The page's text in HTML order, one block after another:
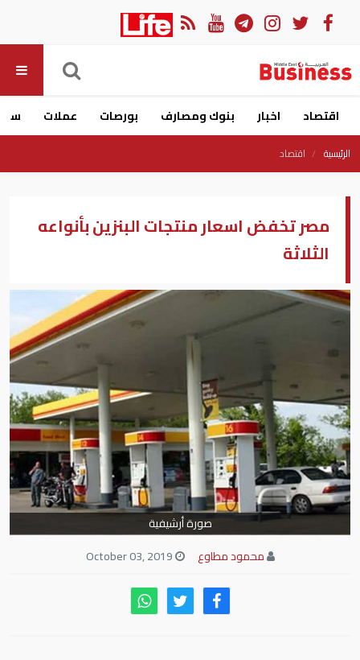
اقتصاد اخبار بنوك ومصارف بورصات عملات
الرئيسية اقتصاد
مصر تخفض اسعار منتجات البنزين بأنواعه
الثلاثة
صورة أرشيفية
محمود مطاوع